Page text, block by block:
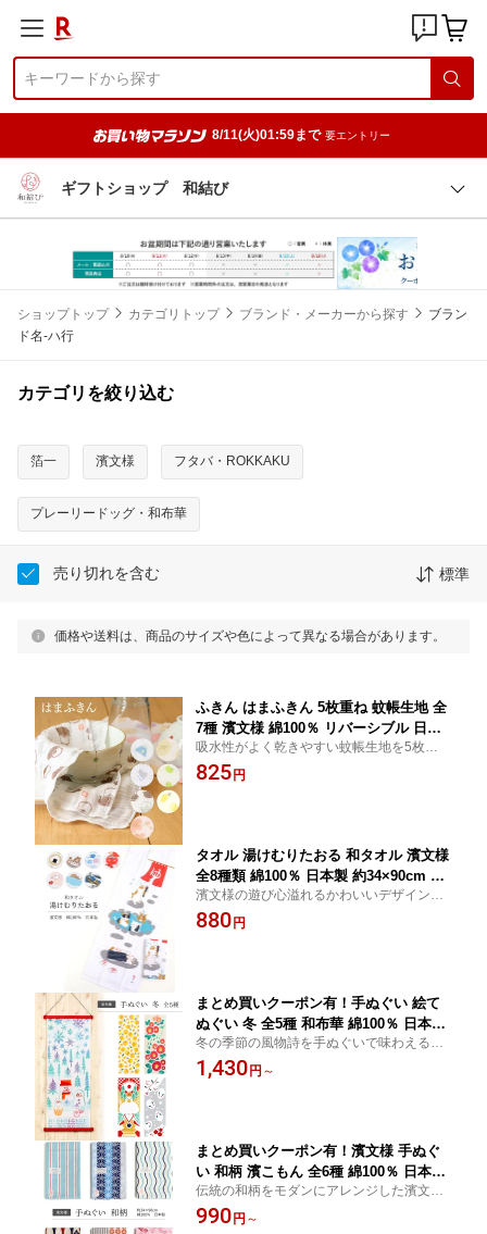
8/11(火)01:59まで 要エントリー
ギフトショップ 和結び
ショップトップ カテゴリトップ ブランド・メーカーから探す
ブラン
ド名-ハ行
カテゴリを絞り込む
箔一 濱文様 フタバ・ROKKAKU
プレーリードッグ・和布華
売り切れを含む 標準
価格や送料は、商品のサイズや色によって異なる場合があります。
ふきん はまふきん 5枚重ね 蚊帳生地 全
7種 濱文様 綿100％ リバーシブル 日本
製 柄 モダン かわいい キッチンクロス
布巾 プレゼント ギフト 贈り物 プチギ
吸水性がよく乾きやすい蚊帳生地を5枚重ね
にし、濱文様の人気柄を両面に入れたふき
んです。 使えば使うほどふっくらと柔らか
825 円
タオル 湯けむりたおる 和タオル 濱文様
全8種類 綿100％ 日本製 約34×90cm フ
ェイスタオル 吸水 温泉 銭湯 お風呂 サ
ウナ スポーツ 母の日 父の日 ギフト 誕
濱文様の遊び心溢れるかわいいデザインの
湯けむりたおる。 薄手の生地は乾きやす
く、吸水性にも優れているので銭湯やサウ
880 円
まとめ買いクーポン有！手ぬぐい 絵て
ぬぐい 冬 全5種 和布華 綿100％ 日本製
注染
冬の季節の風物詩を手ぬぐいで味わえる和
布華の絵てぬぐい。飾れば家の中にいても
季節感を楽しめます。インテリアに、タオ
1,430 円 ～
まとめ買いクーポン有！濱文様 手ぬぐ
い 和柄 濱こもん 全6種 綿100％ 日本製
総柄 小紋柄 モダン ハンカチ 手拭 てぬ
ぐい 捺染 インテリア プチギフト プレ
伝統の和柄をモダンにアレンジした濱文様
の手ぬぐい
990 円 ～